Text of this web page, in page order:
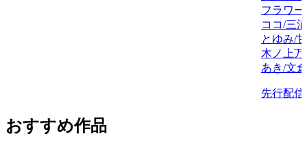
フラワ
ココ/三
とゆみ/
木ノ上
あき/文
先行配信
おすすめ作品